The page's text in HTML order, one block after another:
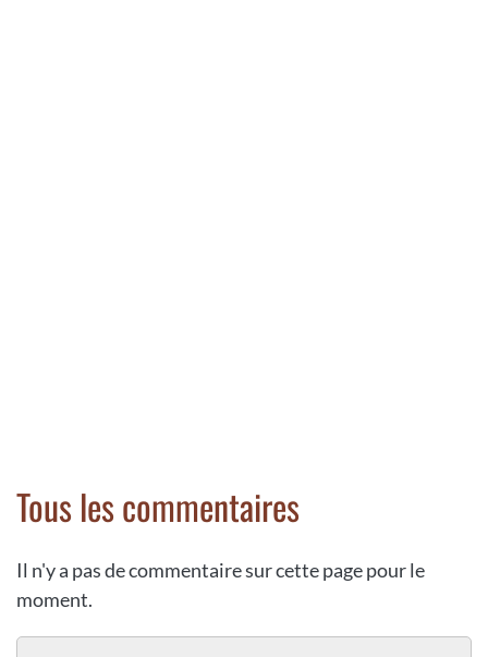
Tous les commentaires
Il n'y a pas de commentaire sur cette page pour le
moment.